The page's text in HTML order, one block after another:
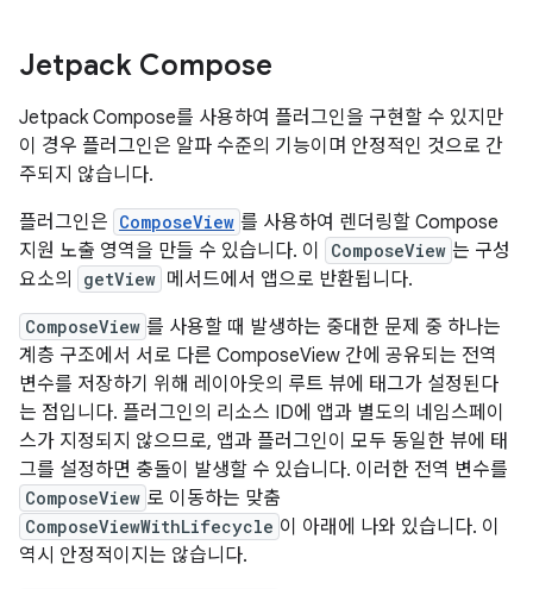
Jetpack Compose
Jetpack Compose를 사용하여 플러그인을 구현할 수 있지만
이 경우 플러그인은 알파 수준의 기능이며 안정적인 것으로 간
주되지 않습니다.
플러그인은 ComposeView 를 사용하여 렌더링할 Compose
지원 노출 영역을 만들 수 있습니다. 이
ComposeView 는 구성
요소의
getView 메서드에서 앱으로 반환됩니다.
ComposeView 를 사용할 때 발생하는 중대한 문제 중 하나는
계층 구조에서 서로 다른 ComposeView 간에 공유되는 전역
변수를 저장하기 위해 레이아웃의 루트 뷰에 태그가 설정된다
는 점입니다. 플러그인의 리소스 ID에 앱과 별도의 네임스페이
스가 지정되지 않으므로, 앱과 플러그인이 모두 동일한 뷰에 태
그를 설정하면 충돌이 발생할 수 있습니다. 이러한 전역 변수를
ComposeView 로 이동하는 맞춤
ComposeViewWithLifecycle 이 아래에 나와 있습니다. 이
역시 안정적이지는 않습니다.